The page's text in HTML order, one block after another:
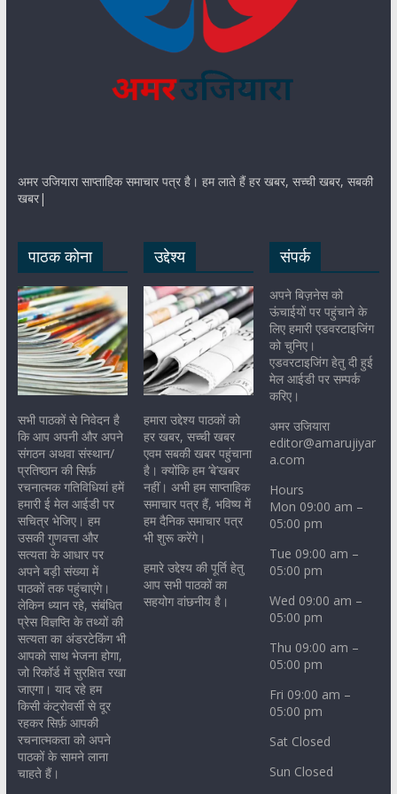
अमर उजियारा साप्ताहिक समाचार पत्र है। हम लाते हैं हर खबर, सच्ची खबर, सबकी
खबर|
पाठक कोना
सभी पाठकों से निवेदन है
कि आप अपनी और अपने
संगठन अथवा संस्थान/
प्रतिष्ठान की सिर्फ़
रचनात्मक गतिविधियां हमें
हमारी ई मेल आईडी पर
सचित्र भेजिए। हम
उसकी गुणवत्ता और
सत्यता के आधार पर
अपने बड़ी संख्या में
पाठकों तक पहुंचाएंगे।
लेकिन ध्यान रहे, संबंधित
प्रेस विज्ञप्ति के तथ्यों की
सत्यता का अंडरटेकिंग भी
आपको साथ भेजना होगा,
जो रिकॉर्ड में सुरक्षित रखा
जाएगा। याद रहे हम
किसी कंट्रोवर्सी से दूर
रहकर सिर्फ़ आपकी
रचनात्मकता को अपने
पाठकों के सामने लाना
चाहते हैं।
उद्देश्य
हमारा उद्देश्य पाठकों को
हर खबर, सच्ची खबर
एवम सबकी खबर पहुंचाना
है। क्योंकि हम ‘बे’खबर
नहीं। अभी हम साप्ताहिक
समाचार पत्र हैं, भविष्य में
हम दैनिक समाचार पत्र
भी शुरू करेंगे।
हमारे उद्देश्य की पूर्ति हेतु
आप सभी पाठकों का
सहयोग वांछनीय है।
संपर्क
अपने बिज़नेस को
ऊंचाईयों पर पहुंचाने के
लिए हमारी एडवरटाइजिंग
को चुनिए।
एडवरटाइजिंग हेतु दी हुई
मेल आईडी पर सम्पर्क
करिए।
अमर उजियारा
editor@amarujiyar
a.com
Hours
Mon 09:00 am –
05:00 pm
Tue 09:00 am –
05:00 pm
Wed 09:00 am –
05:00 pm
Thu 09:00 am –
05:00 pm
Fri 09:00 am –
05:00 pm
Sat Closed
Sun Closed